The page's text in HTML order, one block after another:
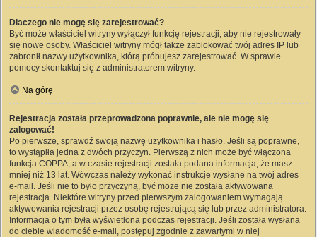
Dlaczego nie mogę się zarejestrować?
Być może właściciel witryny wyłączył funkcję rejestracji, aby nie rejestrowały
się nowe osoby. Właściciel witryny mógł także zablokować twój adres IP lub
zabronił nazwy użytkownika, którą próbujesz zarejestrować. W sprawie
pomocy skontaktuj się z administratorem witryny.
Na górę
Rejestracja została przeprowadzona poprawnie, ale nie mogę się
zalogować!
Po pierwsze, sprawdź swoją nazwę użytkownika i hasło. Jeśli są poprawne,
to wystąpiła jedna z dwóch przyczyn. Pierwszą z nich może być włączona
funkcja COPPA, a w czasie rejestracji została podana informacja, że masz
mniej niż 13 lat. Wówczas należy wykonać instrukcje wysłane na twój adres
e-mail. Jeśli nie to było przyczyną, być może nie została aktywowana
rejestracja. Niektóre witryny przed pierwszym zalogowaniem wymagają
aktywowania rejestracji przez osobę rejestrującą się lub przez administratora.
Informacja o tym była wyświetlona podczas rejestracji. Jeśli została wysłana
do ciebie wiadomość e-mail, postępuj zgodnie z zawartymi w niej